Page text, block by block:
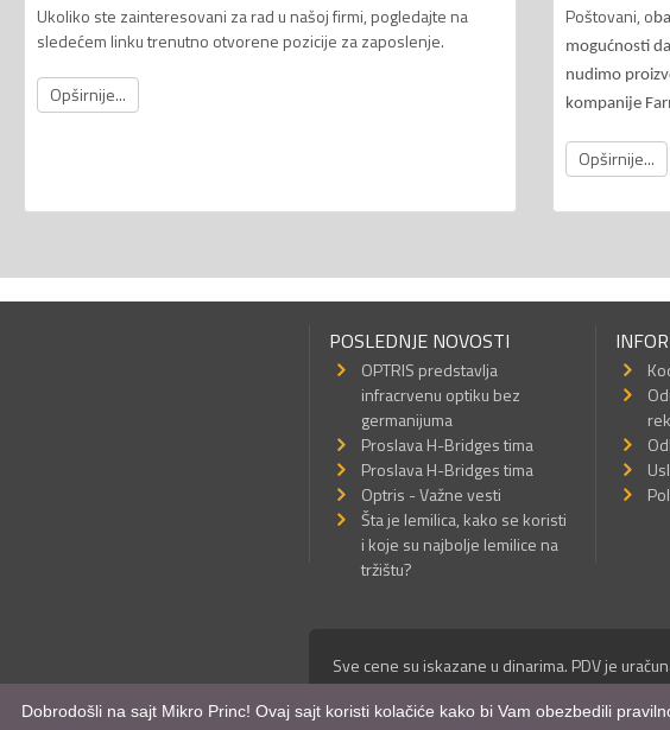
Ukoliko ste zainteresovani za rad u našoj firmi, pogledajte na
sledećem linku trenutno otvorene pozicije za zaposlenje.
Opširnije...
Poštovani, o
mogućnosti
nudimo
kompanije
Opširnije...
POSLEDNJE NOVOSTI
OPTRIS predstavlja
infracrvenu optiku bez
germanijuma
Proslava H-Bridges tima
Proslava H-Bridges tima
Optris - Važne vesti
Šta je lemilica, kako se koristi
i koje su najbolje lemilice na
tržištu?
Sve cene su iskazane u dinarima. PDV je
© Mikro Princ 1999 - 2026. Sva prava su
Kreirao*nbgcreator |Izdrada Internet
Dobrodošli na sajt Mikro Princ! Ovaj sajt koristi kolačiće kako bi Vam obezbedili